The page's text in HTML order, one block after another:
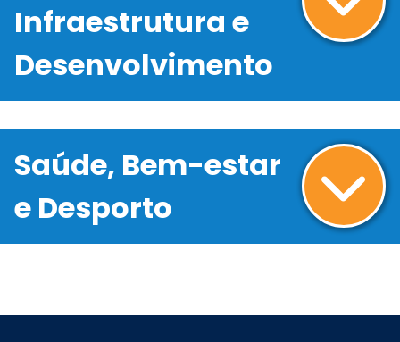
Infraestrutura e
Desenvolvimento
Saúde, Bem-estar
e Desporto